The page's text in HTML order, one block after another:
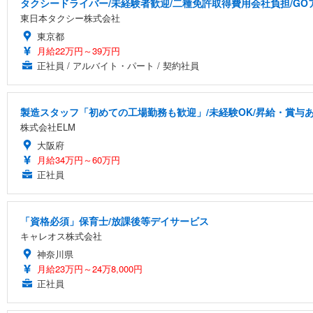
タクシードライバー/未経験者歓迎/二種免許取得費用会社負担/GO
東日本タクシー株式会社
東京都
月給22万円～39万円
正社員 / アルバイト・パート / 契約社員
製造スタッフ「初めての工場勤務も歓迎」/未経験OK/昇給・賞与
株式会社ELM
大阪府
月給34万円～60万円
正社員
「資格必須」保育士/放課後等デイサービス
キャレオス株式会社
神奈川県
月給23万円～24万8,000円
正社員